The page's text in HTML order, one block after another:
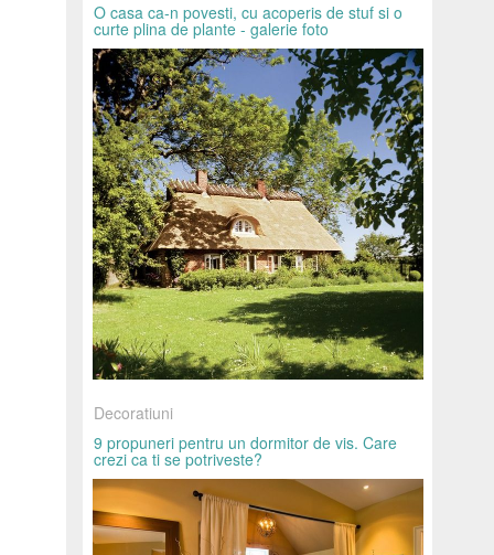
O casa ca-n povesti, cu acoperis de stuf si o
curte plina de plante - galerie foto
Decoratiuni
9 propuneri pentru un dormitor de vis. Care
crezi ca ti se potriveste?